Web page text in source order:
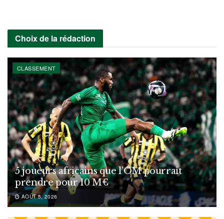
Choix de la rédaction
CLASSEMENT
5 joueurs africains que l’OM pourrait
prendre pour 10 M€
AOÛT 5, 2026